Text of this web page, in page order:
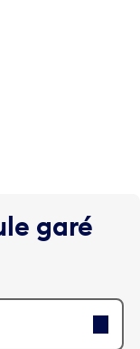
garé